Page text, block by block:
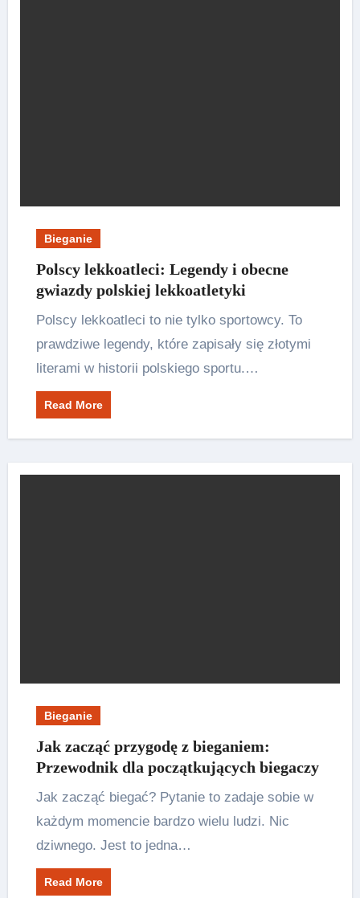
Bieganie
Polscy lekkoatleci: Legendy i obecne
gwiazdy polskiej lekkoatletyki
Polscy lekkoatleci to nie tylko sportowcy. To
prawdziwe legendy, które zapisały się złotymi
literami w historii polskiego sportu.…
Read More
Bieganie
Jak zacząć przygodę z bieganiem:
Przewodnik dla początkujących biegaczy
Jak zacząć biegać? Pytanie to zadaje sobie w
każdym momencie bardzo wielu ludzi. Nic
dziwnego. Jest to jedna…
Read More